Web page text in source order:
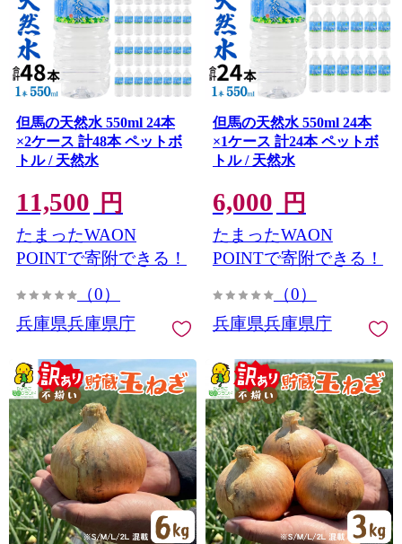
但馬の天然水 550ml 24本
×2ケース 計48本 ペットボ
トル / 天然水
11,500 円
たまったWAON
POINTで寄附できる！
（0）
兵庫県兵庫県庁
但馬の天然水 550ml 24本
×1ケース 計24本 ペットボ
トル / 天然水
6,000 円
たまったWAON
POINTで寄附できる！
（0）
兵庫県兵庫県庁